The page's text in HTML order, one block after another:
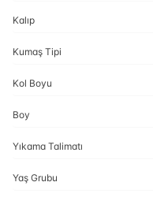
Kalıp
Kumaş Tipi
Kol Boyu
Boy
Yıkama Talimatı
Yaş Grubu